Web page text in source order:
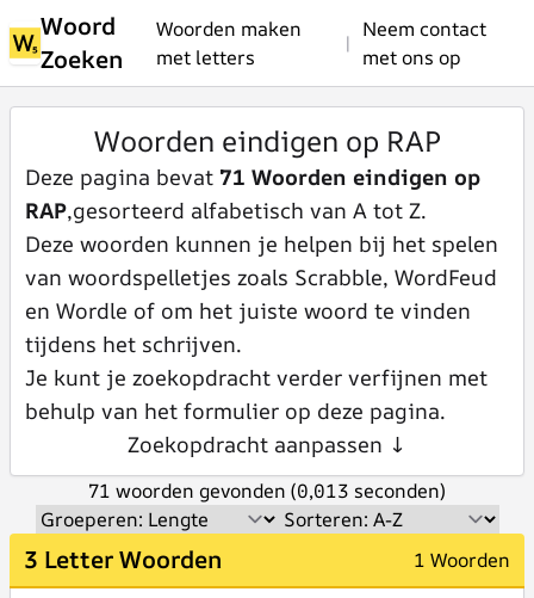
Woord
Zoeken
Woorden maken
met letters
|
Neem contact
met ons op
Woorden eindigen op RAP
Deze pagina bevat 71 Woorden eindigen op
RAP,gesorteerd alfabetisch van A tot Z.
Deze woorden kunnen je helpen bij het spelen
van woordspelletjes zoals Scrabble, WordFeud
en Wordle of om het juiste woord te vinden
tijdens het schrijven.
Je kunt je zoekopdracht verder verfijnen met
behulp van het formulier op deze pagina.
Zoekopdracht aanpassen ↓
71 woorden gevonden (0,013 seconden)
3 Letter Woorden 1 Woorden